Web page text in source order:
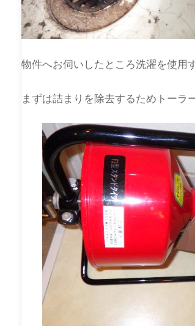
物件へお伺いしたところ洗濯を使用
まずは詰まりを除去するためトーラ